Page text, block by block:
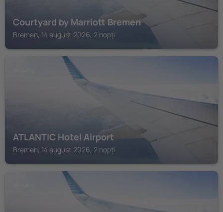
Courtyard by Marriott Bremen
Bremen, 14 august 2026, 2 nopți
ATLANTIC Hotel Airport
Bremen, 14 august 2026, 2 nopți